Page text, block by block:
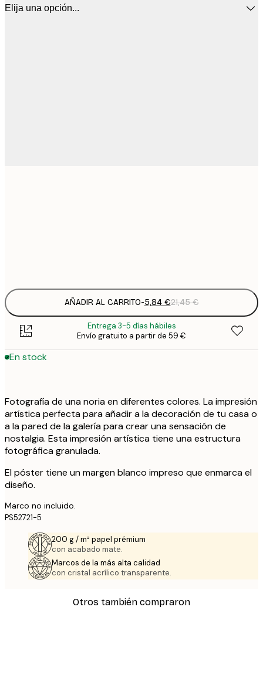
Elija una opción...
AÑADIR AL CARRITO-5,84 €21,45 €
Entrega 3-5 días hábiles
Envío gratuito a partir de 59 €
En stock
Fotografía de una noria en diferentes colores. La impresión
artística perfecta para añadir a la decoración de tu casa o
a la pared de la galería para crear una sensación de
nostalgia. Esta impresión artística tiene una estructura
fotográfica granulada.
El póster tiene un margen blanco impreso que enmarca el
diseño.
Marco no incluido.
PS52721-5
200 g / m² papel prémium
con acabado mate.
Marcos de la más alta calidad
con cristal acrílico transparente.
Otros también compraron